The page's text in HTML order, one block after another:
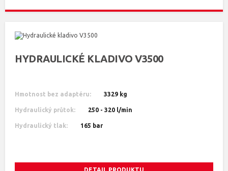
HYDRAULICKÉ KLADIVO V3500
Hmotnost bez adaptéru: 3329 kg
Hydraulický průtok: 250 - 320 l/min
Hydraulický tlak: 165 bar